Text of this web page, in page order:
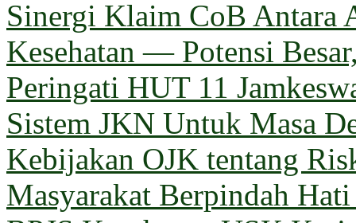
Sinergi Klaim CoB Antara
Kesehatan — Potensi
Peringati HUT 11
Sistem JKN Untuk Masa
Kebijakan OJK tentang
Masyarakat Berpindah